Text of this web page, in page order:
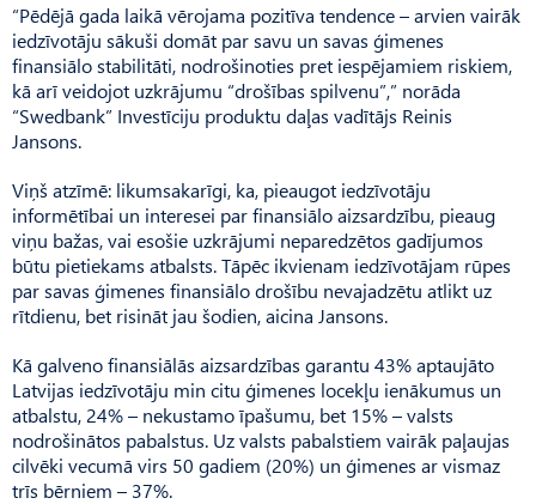
“Pēdējā gada laikā vērojama pozitīva tendence – arvien vairāk
iedzīvotāju sākuši domāt par savu un savas ģimenes
finansiālo stabilitāti, nodrošinoties pret iespējamiem riskiem,
kā arī veidojot uzkrājumu “drošības spilvenu”,” norāda
“Swedbank” Investīciju produktu daļas vadītājs Reinis
Jansons.
Viņš atzīmē: likumsakarīgi, ka, pieaugot iedzīvotāju
informētībai un interesei par finansiālo aizsardzību, pieaug
viņu bažas, vai esošie uzkrājumi neparedzētos gadījumos
būtu pietiekams atbalsts. Tāpēc ikvienam iedzīvotājam rūpes
par savas ģimenes finansiālo drošību nevajadzētu atlikt uz
rītdienu, bet risināt jau šodien, aicina Jansons.
Kā galveno finansiālās aizsardzības garantu 43% aptaujāto
Latvijas iedzīvotāju min citu ģimenes locekļu ienākumus un
atbalstu, 24% – nekustamo īpašumu, bet 15% – valsts
nodrošinātos pabalstus. Uz valsts pabalstiem vairāk paļaujas
cilvēki vecumā virs 50 gadiem (20%) un ģimenes ar vismaz
trīs bērniem – 37%.